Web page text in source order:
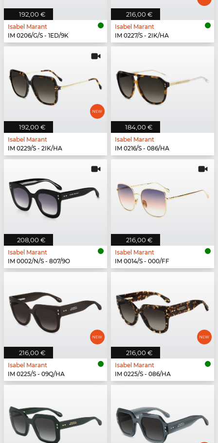
192,00 €
Isabel Marant
IM 0206/G/S - 1ED/9K
216,00 €
Isabel Marant
IM 0227/S - 2IK/HA
192,00 €
Isabel Marant
IM 0229/S - 2IK/HA
184,00 €
Isabel Marant
IM 0216/S - 086/HA
208,00 €
Isabel Marant
IM 0002/N/S - 807/9O
216,00 €
Isabel Marant
IM 0014/S - 000/FF
216,00 €
Isabel Marant
IM 0225/S - 09Q/HA
216,00 €
Isabel Marant
IM 0225/S - 086/HA